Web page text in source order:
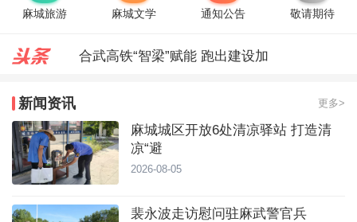
麻城旅游 麻城文学 通知公告 敬请期待
合武高铁“智梁”赋能 跑出建设加
裴永波走访慰问驻麻武警官兵
新闻资讯 更多>
麻城城区开放6处清凉驿站 打造清
凉“避
2026-08-05
裴永波走访慰问驻麻武警官兵